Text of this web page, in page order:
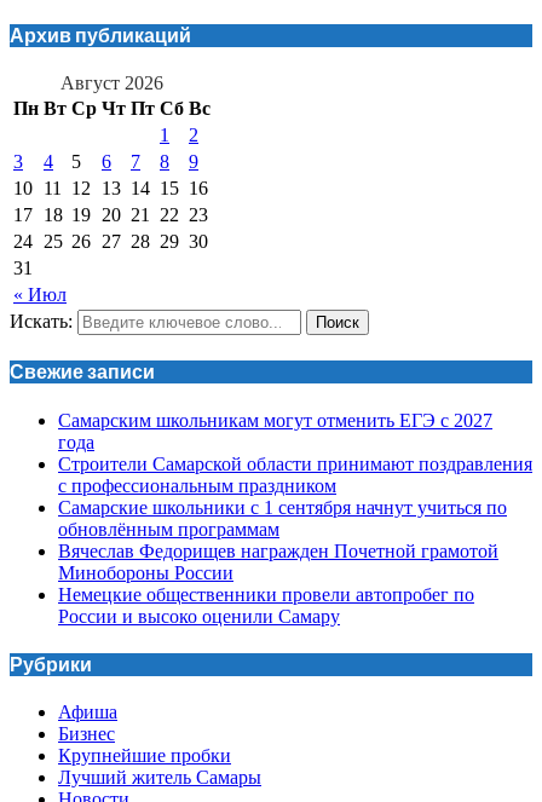
Архив публикаций
Август 2026
Пн Вт Ср Чт Пт Сб Вс
« Июл
1
2
3
4 5 6 7 8
9
10 11 12 13 14 15 16
17 18 19 20 21 22 23
24 25 26 27 28 29 30
31
Искать: Поиск
Свежие записи
Самарским школьникам могут отменить ЕГЭ с 2027
года
Строители Самарской области принимают поздравления
с профессиональным праздником
Самарские школьники с 1 сентября начнут учиться по
обновлённым программам
Вячеслав Федорищев награжден Почетной грамотой
Минобороны России
Немецкие общественники провели автопробег по
России и высоко оценили Самару
Рубрики
Афиша
Бизнес
Крупнейшие пробки
Лучший житель Самары